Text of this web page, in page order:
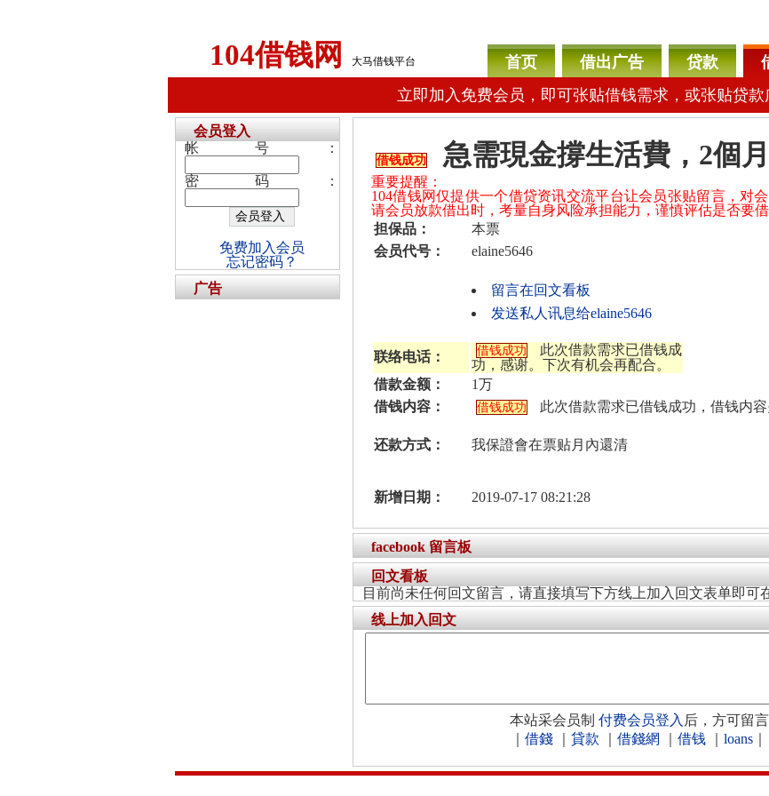
104借钱网 大马借钱平台 首页 借出广告 贷款
立即加入免费会员，即可张贴借钱需求，或张贴贷款
借钱成功 急需現金撐生活費，2個
重要提醒：
104借钱网仅提供一个借贷资讯交流平台让会员张贴留言，对
请会员放款借出时，考量自身风险承担能力，谨慎评估是否要借
担保品：
本票
会员代号：
elaine5646
留言在回文看板
发送私人讯息给elaine5646
联络电话： 借钱成功
此次借款需求已借钱成
功，感谢。下次有机会再配合。
借款金额：
1万
借钱内容：
借钱成功 此次借款需求已借钱成功，借钱内容
还款方式： 我保證會在票贴月內還清
新增日期： 2019-07-17 08:21:28
facebook 留言板
回文看板
目前尚未任何回文留言，请直接填写下方线上加入回文表单即可
线上加入回文
本站采会员制 付费会员登入 后，方可留言
借錢 貸款 借錢網 借钱 loans
会员登入
帐号：
密码：
免费加入会员
忘记密码？
广告